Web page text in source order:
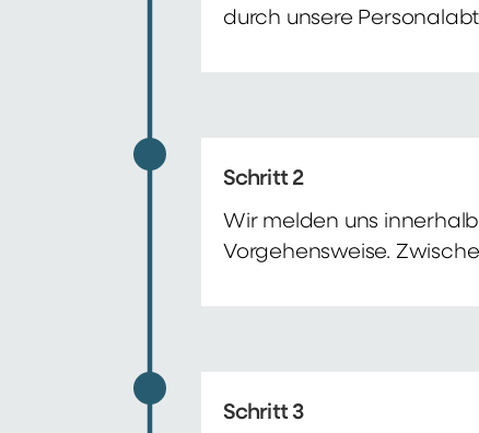
durch unsere
Schritt 2
Wir melden uns
Vorgehensweise.
Schritt 3